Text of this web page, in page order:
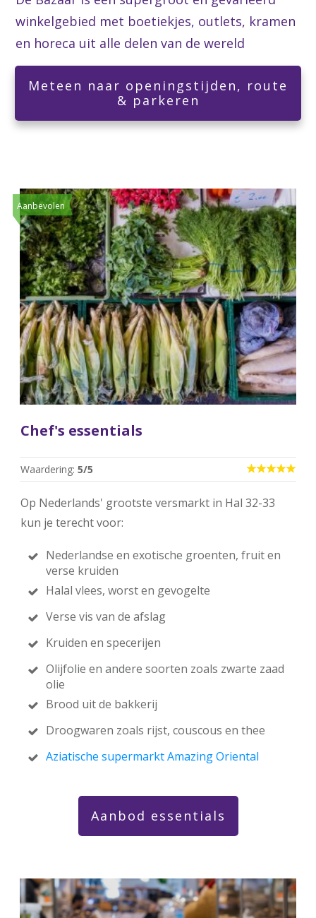
winkelgebied met boetiekjes, outlets, kramen
en horeca uit alle delen van de wereld
Meteen naar openingstijden, route
& parkeren
Aanbevolen
Chef's essentials
Waardering: 5/5
Op Nederlands' grootste versmarkt in Hal 32-33
kun je terecht voor:
Nederlandse en exotische groenten, fruit en
verse kruiden
Halal vlees, worst en gevogelte
Verse vis van de afslag
Kruiden en specerijen
Olijfolie en andere soorten zoals zwarte zaad
olie
Brood uit de bakkerij
Droogwaren zoals rijst, couscous en thee
Aziatische supermarkt Amazing Oriental
Aanbod essentials